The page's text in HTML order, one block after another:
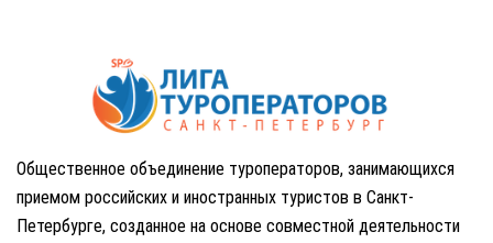
Общественное объединение туроператоров, занимающихся
приемом российских и иностранных туристов в Санкт-
Петербурге, созданное на основе совместной деятельности